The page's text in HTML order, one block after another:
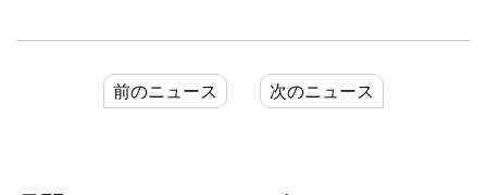
前のニュース 次のニュース